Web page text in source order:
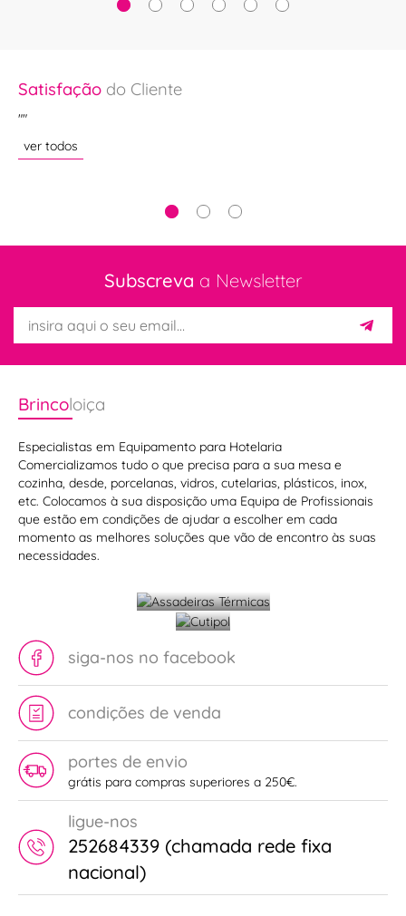
Satisfação do Cliente
""
ver todos
Subscreva a Newsletter
Brincoloiça
Especialistas em Equipamento para Hotelaria
Comercializamos tudo o que precisa para a sua mesa e
cozinha, desde, porcelanas, vidros, cutelarias, plásticos, inox,
etc. Colocamos à sua disposição uma Equipa de Profissionais
que estão em condições de ajudar a escolher em cada
momento as melhores soluções que vão de encontro às suas
necessidades.
Assadeiras
Cutipol
Elegância
na
mesa
Cutipol
siga-nos no facebook
condições de venda
portes de envio
grátis para compras superiores a 250€.
ligue-nos
252684339 (chamada rede fixa
nacional)